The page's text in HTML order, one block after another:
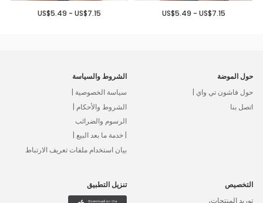
US$5.49 - US$7.15
US$5.49 - US$7.15
حول الموضة
حول فاشون تي واي |
اتصل بنا
الشروط والسياسة
سياسة الخصوصية |
الشروط والأحكام |
الرسوم والضرائب
| خدمة ما بعد البيع |
بيان استخدام ملفات تعريف الارتباط
التخصيص
توريد المنتجات،
تنزيل التطبيق